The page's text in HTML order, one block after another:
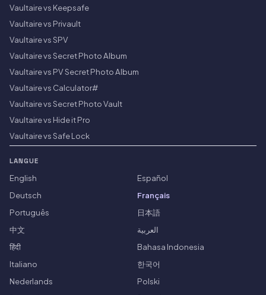
Vaultaire vs Keepsafe
Vaultaire vs Privault
Vaultaire vs SPV
Vaultaire vs Secret Photo Album
Vaultaire vs PV Secret Photo Album
Vaultaire vs Calculator#
Vaultaire vs Secret Photo Vault
Vaultaire vs Hide it Pro
Vaultaire vs Safe Lock
LANGUE
English
Español
Deutsch
Français
Português
日本語
中文
العربية
हिंदी
Bahasa Indonesia
Italiano
한국어
Nederlands
Polski